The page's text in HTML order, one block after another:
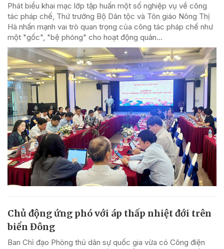
Phát biểu khai mạc lớp tập huấn một số nghiệp vụ về công
tác pháp chế, Thứ trưởng Bộ Dân tộc và Tôn giáo Nông Thị
Hà nhấn mạnh vai trò quan trọng của công tác pháp chế như
một "gốc", "bệ phóng" cho hoạt động quản...
Chủ động ứng phó với áp thấp nhiệt đới trên
biển Đông
Ban Chỉ đạo Phòng thủ dân sự quốc gia vừa có Công điện